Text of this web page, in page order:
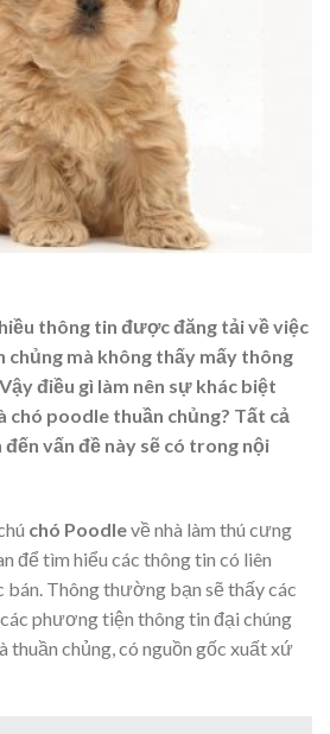
thông tin được đăng tải về việc
chủng mà không thấy mấy thông
điều gì làm nên sự khác biệt
chó poodle thuần chủng? Tất cả
vấn đề này sẽ có trong nội
chó Poodlevề nhà làm thú cưng
để tìm hiểu các thông tin có liên
bán. Thông thường bạn sẽ thấy các
phương tiện thông tin đại chúng
thuần chủng, có nguồn gốc xuất xứ